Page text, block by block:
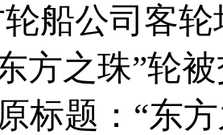
船公司客轮
方之珠”轮
标题：“东